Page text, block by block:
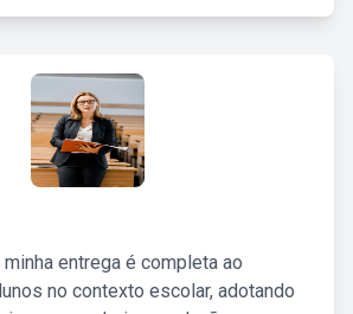
entrega é completa ao
no contexto escolar, adotando